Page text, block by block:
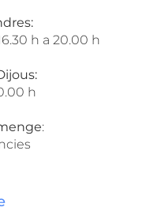
h a 20.00 h
h
: